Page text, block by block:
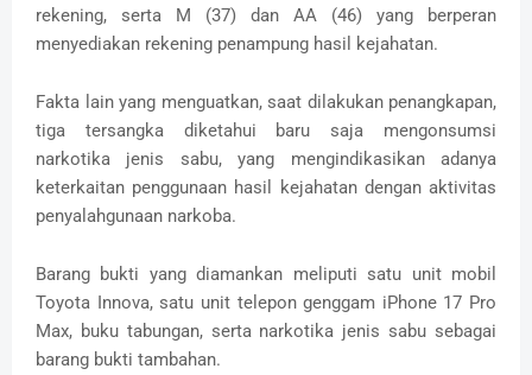
rekening, serta M (37) dan AA (46) yang berperan
menyediakan rekening penampung hasil kejahatan.
Fakta lain yang menguatkan, saat dilakukan penangkapan,
tiga tersangka diketahui baru saja mengonsumsi
narkotika jenis sabu, yang mengindikasikan adanya
keterkaitan penggunaan hasil kejahatan dengan aktivitas
penyalahgunaan narkoba.
Barang bukti yang diamankan meliputi satu unit mobil
Toyota Innova, satu unit telepon genggam iPhone 17 Pro
Max, buku tabungan, serta narkotika jenis sabu sebagai
barang bukti tambahan.